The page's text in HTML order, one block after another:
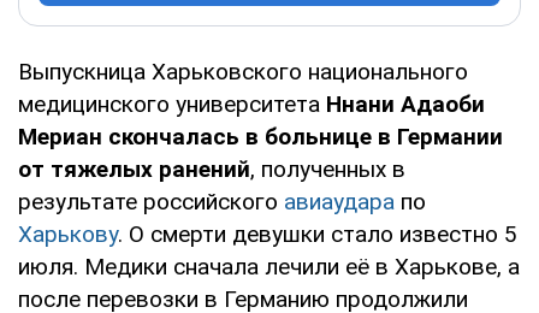
Выпускница Харьковского национального
медицинского университета Ннани Адаоби
Мериан скончалась в больнице в Германии
от тяжелых ранений, полученных в
результате российского авиаудара по
Харькову. О смерти девушки стало известно 5
июля. Медики сначала лечили её в Харькове, а
после перевозки в Германию продолжили